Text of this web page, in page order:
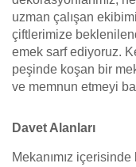
uzman çalışan
çiftlerimize
emek sarf ediyoruz.
peşinde koşan bir
ve memnun etmeyi
Davet Alanları
Mekanımız